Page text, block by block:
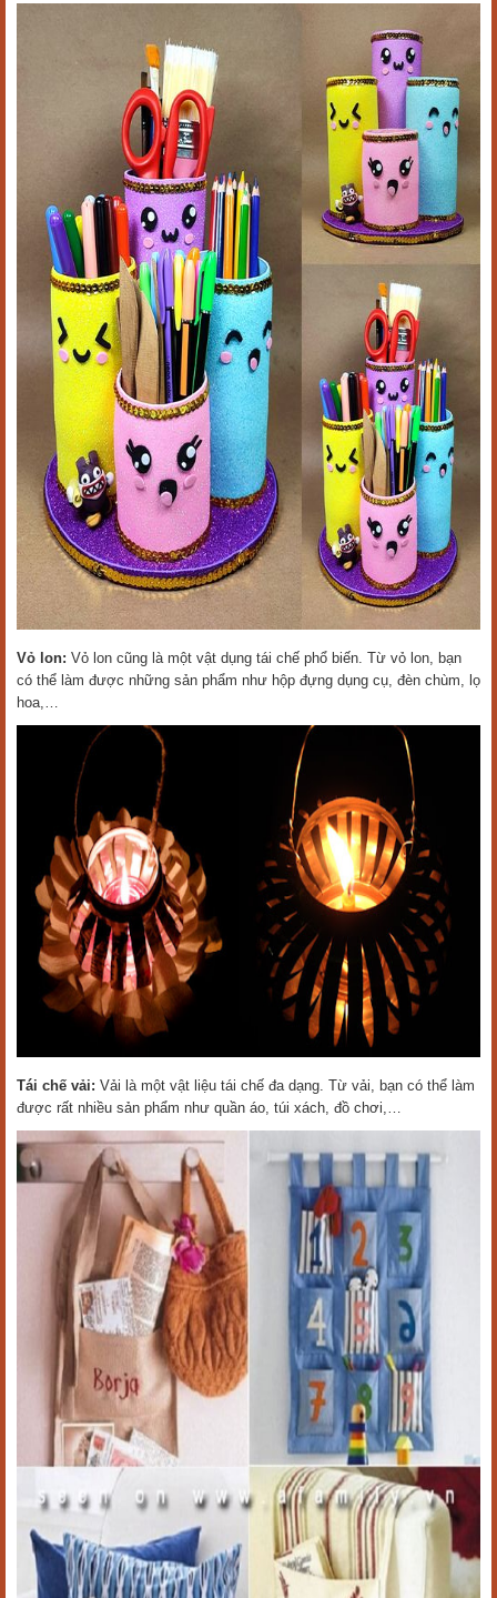
Vỏ lon: Vỏ lon cũng là một vật dụng tái chế phổ biến. Từ vỏ lon, bạn
có thể làm được những sản phẩm như hộp đựng dụng cụ, đèn chùm, lọ
hoa,…
Tái chế vải: Vải là một vật liệu tái chế đa dạng. Từ vải, bạn có thể làm
được rất nhiều sản phẩm như quần áo, túi xách, đồ chơi,…